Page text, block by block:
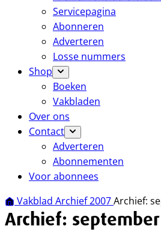
Servicepagina
Abonneren
Adverteren
Losse nummers
Shop
Boeken
Vakbladen
Over ons
Contact
Adverteren
Abonnementen
Voor abonnees
Vakblad Archief 2007Archief:
Archief: